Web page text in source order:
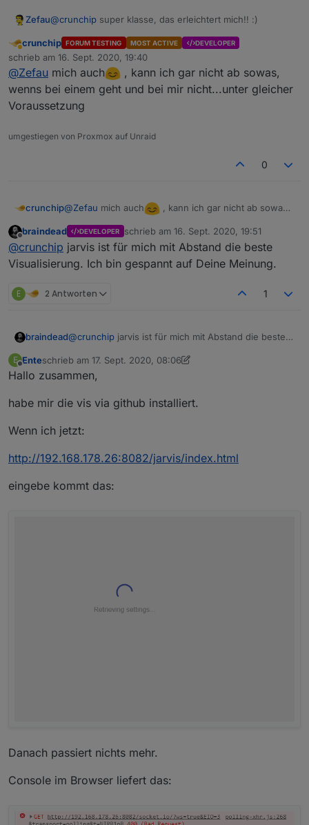
und hoffe ich finde mich zurecht
Zefau@crunchip super klasse, das erleichtert mich!! :)
Abwesend
crunchip FORUM TESTING MOST ACTIVE DEVELOPER
schrieb am 16. Sept. 2020, 19:40
zuletzt editiert von
@Zefau mich auch
, kann ich gar nicht ab sowas,
wenns bei einem geht und bei mir nicht...unter gleicher
Voraussetzung
umgestiegen von Proxmox auf Unraid
0
crunchip@Zefau mich auch
, kann ich gar nicht ab sowas,
gleicher Voraussetzung
braindead DEVELOPER schrieb am 16. Sept. 2020, 19:51
zuletzt editiert von
@crunchip jarvis ist für mich mit Abstand die beste
Visualisierung. Ich bin gespannt auf Deine Meinung.
E 2 Antworten 1
braindead@crunchip jarvis ist für mich mit Abstand die beste
E
Offline
Enteschrieb am 17. Sept. 2020, 08:06
zuletzt editiert von Ente
Hallo zusammen,
habe mir die vis via github installiert.
Wenn ich jetzt:
http://192.168.178.26:8082/jarvis/index.html
eingebe kommt das:
Danach passiert nichts mehr.
Console im Browser liefert das: